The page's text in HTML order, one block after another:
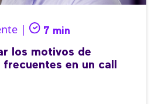
| 7 min
los motivos de
en un call